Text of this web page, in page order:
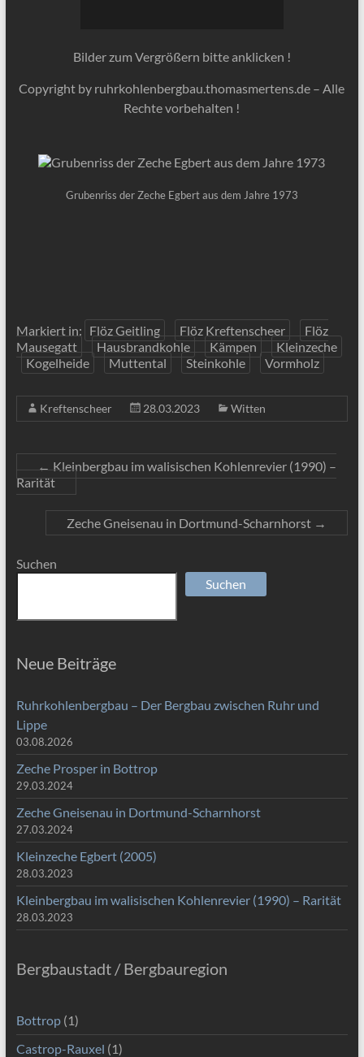
Bilder zum Vergrößern bitte anklicken !
Copyright by ruhrkohlenbergbau.thomasmertens.de – Alle
Rechte vorbehalten !
Grubenriss der Zeche Egbert aus dem Jahre 1973
Markiert in: Flöz Geitling Flöz Kreftenscheer
Flöz
Mausegatt
Hausbrandkohle Kämpen
Kleinzeche
Kogelheide
Muttental Steinkohle Vormholz
Kreftenscheer 28.03.2023 Witten
←Kleinbergbau im walisischen Kohlenrevier (1990) –
Rarität
Zeche Gneisenau in Dortmund-Scharnhorst →
Suchen
Suchen
Neue Beiträge
Ruhrkohlenbergbau – Der Bergbau zwischen Ruhr und
Lippe
03.08.2026
Zeche Prosper in Bottrop
29.03.2024
Zeche Gneisenau in Dortmund-Scharnhorst
27.03.2024
Kleinzeche Egbert (2005)
28.03.2023
Kleinbergbau im walisischen Kohlenrevier (1990) – Rarität
28.03.2023
Bergbaustadt / Bergbauregion
Bottrop(1)
Castrop-Rauxel (1)